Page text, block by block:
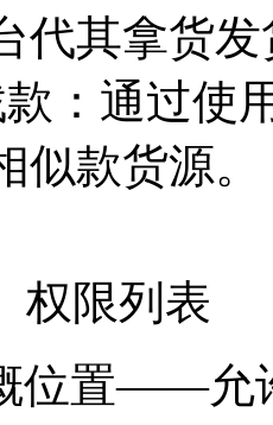
代其拿货
：通过使
似款货源。
权限列表
位置——允